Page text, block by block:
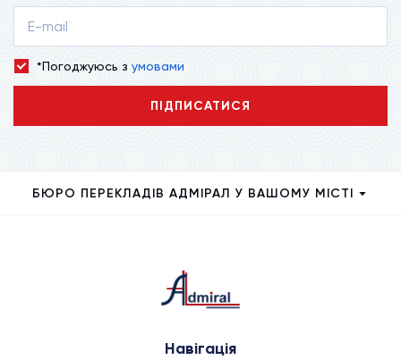
*Погоджуюсь з умовами
ПІДПИСАТИСЯ
БЮРО ПЕРЕКЛАДІВ АДМІРАЛ У ВАШОМУ МІСТІ
Навігація